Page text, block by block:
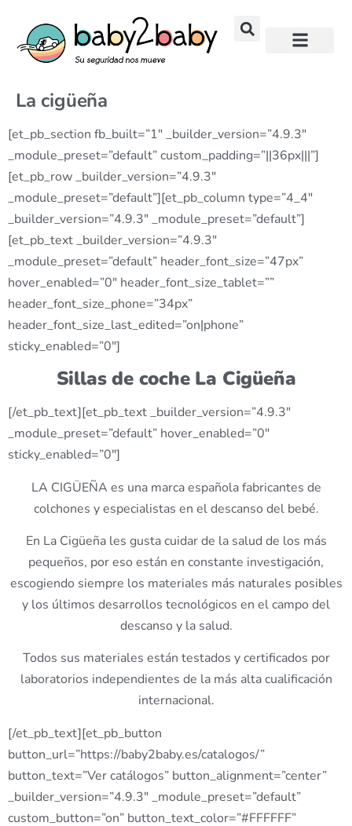
La cigüeña
[et_pb_section fb_built=”1″ _builder_version=”4.9.3″
_module_preset=”default” custom_padding=”||36px|||”]
[et_pb_row _builder_version=”4.9.3″
_module_preset=”default”][et_pb_column type=”4_4″
_builder_version=”4.9.3″ _module_preset=”default”]
[et_pb_text _builder_version=”4.9.3″
_module_preset=”default” header_font_size=”47px”
hover_enabled=”0″ header_font_size_tablet=””
header_font_size_phone=”34px”
header_font_size_last_edited=”on|phone”
sticky_enabled=”0″]
Sillas de coche La Cigüeña
[/et_pb_text][et_pb_text _builder_version=”4.9.3″
_module_preset=”default” hover_enabled=”0″
sticky_enabled=”0″]
LA CIGÜEÑA es una marca española fabricantes de
colchones y especialistas en el descanso del bebé.
En La Cigüeña les gusta cuidar de la salud de los más
pequeños, por eso están en constante investigación,
escogiendo siempre los materiales más naturales posibles
y los últimos desarrollos tecnológicos en el campo del
descanso y la salud.
Todos sus materiales están testados y certificados por
laboratorios independientes de la más alta cualificación
internacional.
[/et_pb_text][et_pb_button
button_url=”https://baby2baby.es/catalogos/”
button_text=”Ver catálogos” button_alignment=”center”
_builder_version=”4.9.3″ _module_preset=”default”
custom_button=”on” button_text_color=”#FFFFFF”